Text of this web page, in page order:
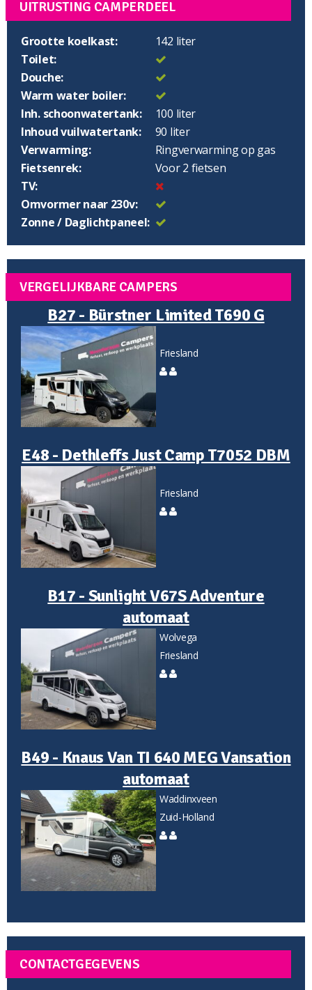
UITRUSTING CAMPERDEEL
Grootte koelkast:
142 liter
Toilet:
Douche:
Warm water boiler:
Inh. schoonwatertank:
100 liter
Inhoud vuilwatertank:
90 liter
Verwarming:
Ringverwarming op gas
Fietsenrek:
Voor 2 fietsen
TV:
Omvormer naar 230v:
Zonne / Daglichtpaneel:
VERGELIJKBARE CAMPERS
B27 - Bürstner Limited T690 G
Friesland
E48 - Dethleffs Just Camp T7052 DBM
Friesland
B17 - Sunlight V67S Adventure
automaat
Wolvega
Friesland
B49 - Knaus Van TI 640 MEG Vansation
automaat
Waddinxveen
Zuid-Holland
CONTACTGEGEVENS